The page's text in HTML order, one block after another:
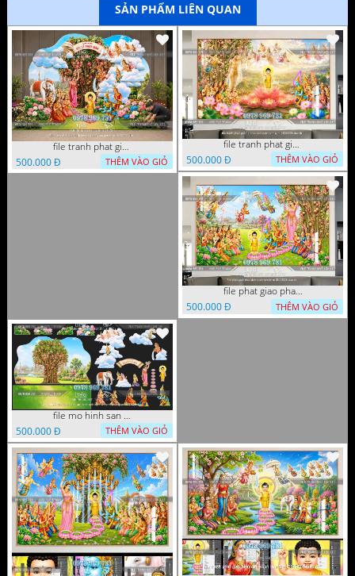
SẢN PHẨM LIÊN QUAN
file tranh phat giao tach lop mo hinh vuon lam ty ni 16052026 dao
500.000 Đ
THÊM VÀO GIỎ
file tranh phat giao le phat dan vuon lam ty ni 05052026 dao t6
500.000 Đ
THÊM VÀO GIỎ
file phat giao phat dan vuon lam ty ni 05052026 dao t5
500.000 Đ
THÊM VÀO GIỎ
file mo hinh san khau vuon lam ty ni tach lop file tranh phat giao 16052026 dao
500.000 Đ
THÊM VÀO GIỎ